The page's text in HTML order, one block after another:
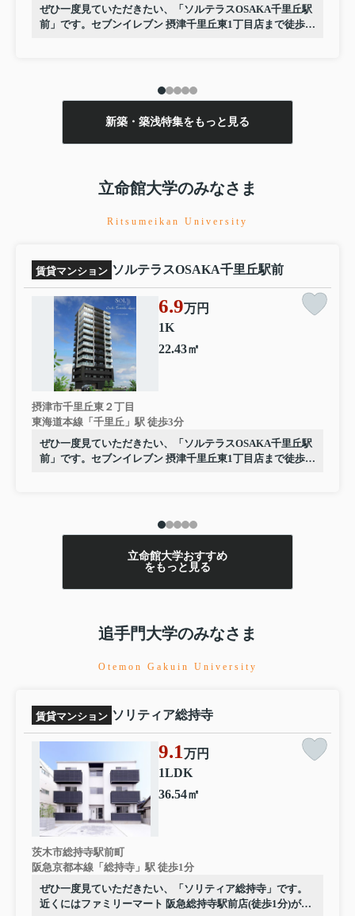
ぜひ一度見ていただきたい、「ソルテラスOSAKA千里丘駅
前」です。セブンイレブン 摂津千里丘東1丁目店まで徒歩2
近のことならお任せ下さい。
新築・築浅特集をもっと見る
立命館大学のみなさま
Ritsumeikan University
賃貸マンション ソルテラスOSAKA千里丘駅前
6.9万円
1K
22.43㎡
摂津市千里丘東２丁目
東海道本線「千里丘」駅 徒歩3分
ぜひ一度見ていただきたい、「ソルテラスOSAKA千里丘駅
前」です。セブンイレブン 摂津千里丘東1丁目店まで徒歩2
近のことならお任せ下さい。
立命館大学おすすめ
をもっと見る
追手門大学のみなさま
Otemon Gakuin University
賃貸マンション ソリティア総持寺
9.1万円
1LDK
36.54㎡
茨木市総持寺駅前町
阪急京都本線「総持寺」駅 徒歩1分
ぜひ一度見ていただきたい、「ソリティア総持寺」です。
近くにはファミリーマート 阪急総持寺駅前店(徒歩1分)があ